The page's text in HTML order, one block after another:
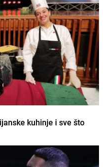
kuhinje i sve što